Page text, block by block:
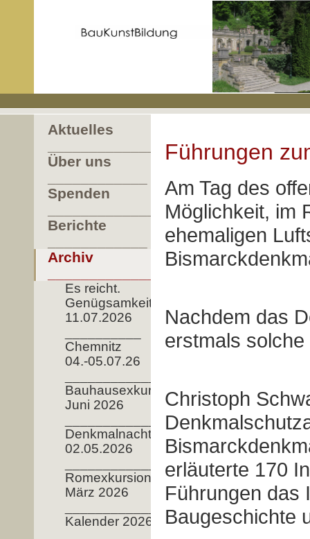
Aktuelles
____________________
Über uns
Spenden
_______________
Berichte
Archiv
Es reicht.
Genügsamkeit!
11.07.2026
Chemnitz
04.-05.07.26
Bauhausexkursion
Juni 2026
______________
Denkmalnacht
02.05.2026
__________________
Romexkursion
März 2026
Kalender 2026
Führungen
Am Tag des
Möglichkeit, im
ehemaligen
Nachdem das
erstmals
Christoph
erläuterte 170
Führungen das
Baugeschichte